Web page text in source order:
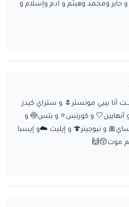
جابر ومحمد وهيثم و آدم وإسلام و
أنا بيبي مونستر🌷 و ستراي كيدز
أنهايبن🤍 و كورتس⭐ و بتس🍥 و
و نيوجينز🍄 و إيليت ☁️و إيسبا
موت😚🙌